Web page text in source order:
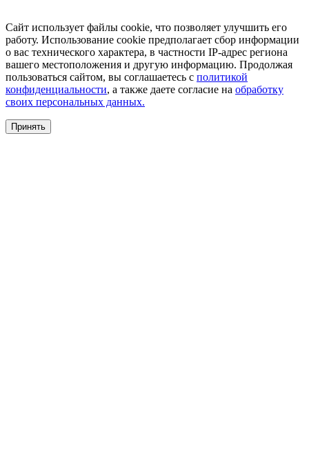
Сайт использует файлы cookie, что позволяет улучшить его
работу. Использование cookie предполагает сбор информации
о вас технического характера, в частности IP-адрес региона
вашего местоположения и другую информацию. Продолжая
пользоваться сайтом, вы соглашаетесь с политикой
конфиденциальности, а также даете согласие на обработку
своих персональных данных.
Принять